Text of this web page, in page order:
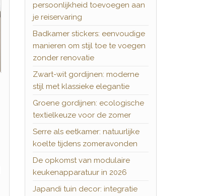
persoonlijkheid toevoegen aan
je reiservaring
Badkamer stickers: eenvoudige
manieren om stijl toe te voegen
zonder renovatie
Zwart-wit gordijnen: moderne
stijl met klassieke elegantie
Groene gordijnen: ecologische
textielkeuze voor de zomer
Serre als eetkamer: natuurlijke
koelte tijdens zomeravonden
De opkomst van modulaire
keukenapparatuur in 2026
Japandi tuin decor: integratie